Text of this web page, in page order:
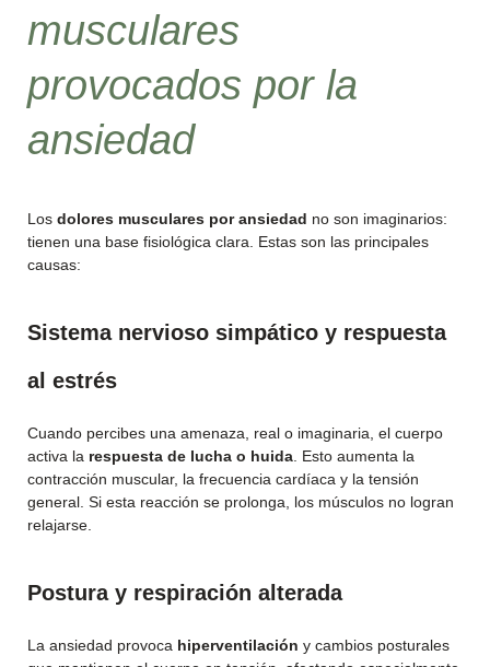
musculares
provocados por la
ansiedad
Los dolores musculares por ansiedad no son imaginarios:
tienen una base fisiológica clara. Estas son las principales
causas:
Sistema nervioso simpático y respuesta
al estrés
Cuando percibes una amenaza, real o imaginaria, el cuerpo
activa la respuesta de lucha o huida . Esto aumenta la
contracción muscular, la frecuencia cardíaca y la tensión
general. Si esta reacción se prolonga, los músculos no logran
relajarse.
Postura y respiración alterada
La ansiedad provoca hiperventilación y cambios posturales